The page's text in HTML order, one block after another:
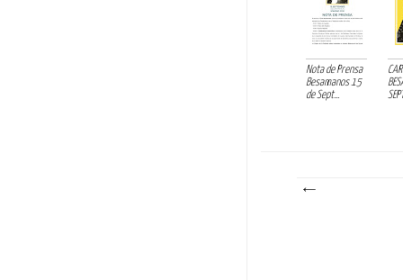
Nota de Prensa
Besamanos 15
de Sept...